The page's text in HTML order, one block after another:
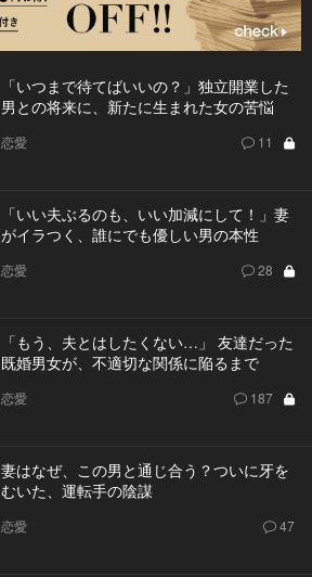
「いつまで待てばいいの？」独立開業した
男との将来に、新たに生まれた女の苦悩
恋愛 11
「いい夫ぶるのも、いい加減にして！」妻
がイラつく、誰にでも優しい男の本性
恋愛 28
「もう、夫とはしたくない…」 友達だった
既婚男女が、不適切な関係に陥るまで
恋愛 187
妻はなぜ、この男と通じ合う？ついに牙を
むいた、運転手の陰謀
恋愛 47